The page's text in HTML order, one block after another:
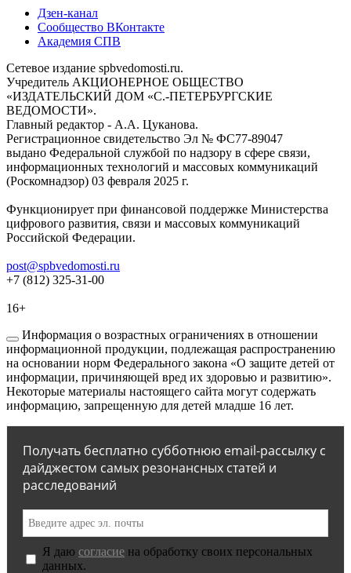
Дзен-канал
Сообщество ВКонтакте
Академия СПВ
Сетевое издание spbvedomosti.ru.
Учредитель АКЦИОНЕРНОЕ ОБЩЕСТВО
«ИЗДАТЕЛЬСКИЙ ДОМ «С.-ПЕТЕРБУРГСКИЕ
ВЕДОМОСТИ».
Главный редактор - А.А. Цуканова.
Регистрационное свидетельство Эл № ФС77-89047
выдано Федеральной службой по надзору в сфере связи,
информационных технологий и массовых коммуникаций
(Роскомнадзор) 03 февраля 2025 г.
Функционирует при финансовой поддержке Министерства
цифрового развития, связи и массовых коммуникаций
Российской Федерации.
post@spbvedomosti.ru
+7 (812) 325-31-00
16+
Информация о возрастных ограничениях в отношении
информационной продукции, подлежащая распространению
на основании норм Федерального закона «О защите детей от
информации, причиняющей вред их здоровью и развитию».
Некоторые материалы настоящего сайта могут содержать
информацию, запрещенную для детей младше 16 лет.
Получать бесплатно субботнюю email-рассылку с
дайджестом самых резонансных статей и
расследований
Я даю согласие на обработку своих персональных
данных.